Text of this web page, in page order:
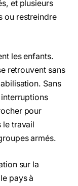
et plusieurs
ou restreindre
les enfants.
retrouvent sans
Sans
pour
le travail
armés.
sur la
pays à